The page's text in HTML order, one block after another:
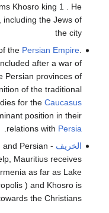
Khosro king 1 . He
including the Jews of
the city
the Persian Empire.
after a war of
Persian provinces of
of the traditional
for the Caucasus
position in their
relations with Persia
الخريف
and Persian
Mauritius receives
as far as Lake
) and Khosro is
the Christians.